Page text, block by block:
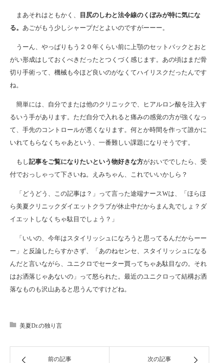
まあそれはともかく、
目尻のしわと法令線のくぼみが特に気にな
る。 あごがもう少しシャープだとよいのですがーーー。
うーん、やっぱりもう２０年くらい前に上顎のセットバックとおと
がい形成はしておくべきだったとつくづく感じます。あの頃はまだ骨
切り手術って、機械も今ほど良いのがなくてハイリスクだったんです
ね。
簡単には、自分でまたは他のクリニックで、ヒアルロン酸を注入す
るいう手があります。ただ自分で入れると痛みの感覚の方が強くなっ
て、手先のコントロールが悪くなります。何とか時間を作って誰かに
いれてもらなくちゃあという、一番難しい課題になりそうです。
もし記事をご覧になりたいという物好きな方がおいででしたら、受
付でおっしゃって下さいね。えみちゃん、これでいいかしら？
「どうどう、この記事は？」って言った途端ナースWは、「ほらほ
ら美夏クリニックダイエットクラブが休止中だからまん丸でしょ？ダ
イエットしなくちゃ駄目でしょう？」
「いいの、今年はスタイリッシュになろうと思ってるんだからーー
ー」と反論したらすかさず、「あのねセンセ、スタイリッシュになる
んだと言いながら、ユニクロでセーター買ってちゃあ駄目なの。それ
はお洒落じゃあないの」って怒られた。最近のユニクロって結構お洒
落なものも沢山あると思うんですけどね。
美夏Dr.の独り言
前の記事 次の記事